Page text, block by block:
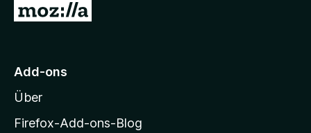
Z
M
z
i
Add-ons
Über
Firefox-Add-ons-Blog